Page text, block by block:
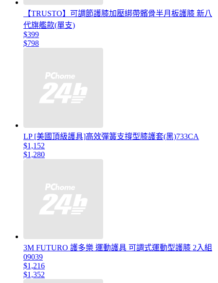
【TRUSTO】可調節護膝加壓綁帶髕骨半月板護膝 新八
代旗艦款(單支)
$399
$798
LP [美國頂級護具]高效彈簧支撐型膝護套(黑)733CA
$1,152
$1,280
3M FUTURO 護多樂 運動護具 可調式運動型護膝 2入組
09039
$1,216
$1,352